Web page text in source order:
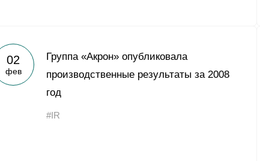
02
фев
Группа «Акрон» опубликовала
производственные результаты за 2008
год
#IR